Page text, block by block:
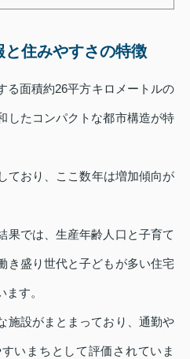
住みやすさの特徴
る面積約26平方キロメートルの
したコンパクトな都市構造が特
ており、ここ数年は増加傾向が
果では、生産年齢人口と子育て
き盛り世代と子どもが多い住宅
す。
施設がまとまっており、通勤や
いまちとして評価されていま